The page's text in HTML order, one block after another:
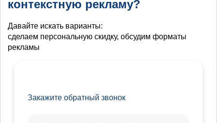
контекстную рекламу?
Давайте искать варианты:
сделаем персональную скидку, обсудим форматы
рекламы
Закажите обратный звонок